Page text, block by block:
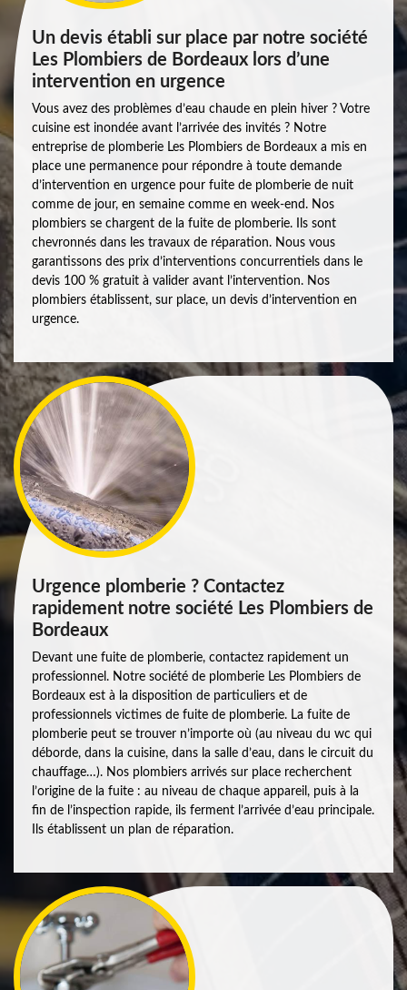
Un devis établi sur place par notre société
Les Plombiers de Bordeaux lors d’une
intervention en urgence
Vous avez des problèmes d’eau chaude en plein hiver ? Votre
cuisine est inondée avant l’arrivée des invités ? Notre
entreprise de plomberie Les Plombiers de Bordeaux a mis en
place une permanence pour répondre à toute demande
d’intervention en urgence pour fuite de plomberie de nuit
comme de jour, en semaine comme en week-end. Nos
plombiers se chargent de la fuite de plomberie. Ils sont
chevronnés dans les travaux de réparation. Nous vous
garantissons des prix d’interventions concurrentiels dans le
devis 100 % gratuit à valider avant l’intervention. Nos
plombiers établissent, sur place, un devis d’intervention en
urgence.
Urgence plomberie ? Contactez
rapidement notre société Les Plombiers de
Bordeaux
Devant une fuite de plomberie, contactez rapidement un
professionnel. Notre société de plomberie Les Plombiers de
Bordeaux est à la disposition de particuliers et de
professionnels victimes de fuite de plomberie. La fuite de
plomberie peut se trouver n’importe où (au niveau du wc qui
déborde, dans la cuisine, dans la salle d’eau, dans le circuit du
chauffage…). Nos plombiers arrivés sur place recherchent
l’origine de la fuite : au niveau de chaque appareil, puis à la
fin de l’inspection rapide, ils ferment l’arrivée d’eau principale.
Ils établissent un plan de réparation.